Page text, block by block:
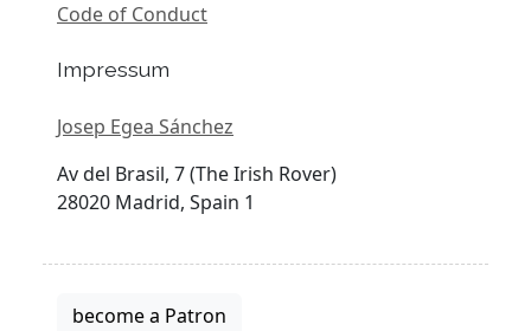
Code of Conduct
Impressum
Josep Egea Sánchez
Av del Brasil, 7 (The Irish Rover)
28020 Madrid, Spain 1
become a Patron